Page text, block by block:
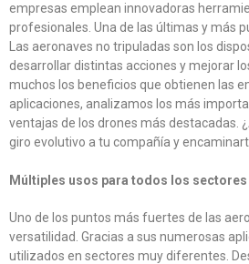
empresas emplean innovadoras
profesionales. Una de las últimas y más
Las aeronaves no tripuladas son los
desarrollar distintas acciones y mejorar
muchos los beneficios que obtienen las
aplicaciones, analizamos los más
ventajas de los drones más destacadas.
giro evolutivo a tu compañía y
Múltiples usos para todos los sectores
Uno de los puntos más fuertes de las
versatilidad. Gracias a sus numerosas
utilizados en sectores muy diferentes.